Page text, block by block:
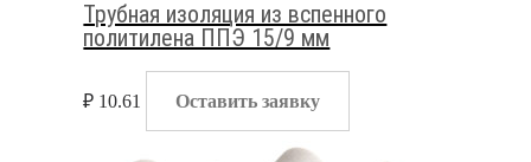
Трубная изоляция из вспенного
политилена ППЭ 15/9 мм
₽ 10.61 Оставить заявку